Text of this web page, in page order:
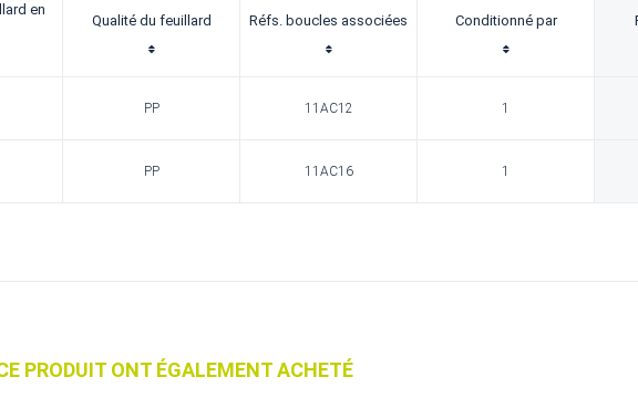
en
Qualité du feuillard Réfs. boucles associées Conditionné par
PP 11AC12 1
PP 11AC16 1
PRODUIT ONT ÉGALEMENT ACHETÉ